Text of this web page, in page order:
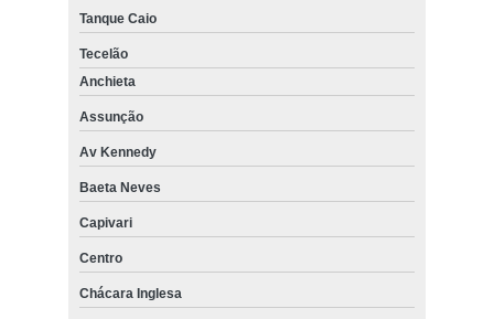
Tanque Caio
Tecelão
Anchieta
Assunção
Av Kennedy
Baeta Neves
Capivari
Centro
Chácara Inglesa